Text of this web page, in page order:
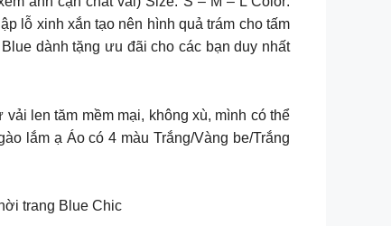
lỗ xinh xắn tạo nên hình quả trám cho tấm
dành tặng ưu đãi cho các bạn duy nhất
len tăm mềm mại, không xù, mình có thể
lắm ạ Áo có 4 màu Trắng/Vàng be/Trắng
trang Blue Chic